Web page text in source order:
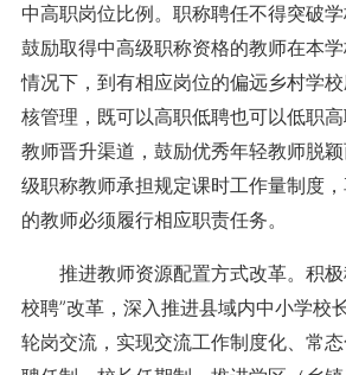
中高职岗位比例。职称聘任不得突破学
鼓励取得中高级职称资格的教师在本
情况下，到有相应岗位的偏远乡村学
核管理，既可以高职低聘也可以低职
教师晋升渠道，鼓励优秀年轻教师脱
级职称教师承担规定课时工作量制度
的教师必须履行相应职责任务。
推进教师资源配置方式改革。积极
校聘”改革，深入推进县域内中小学校
轮岗交流，实现交流工作制度化、常